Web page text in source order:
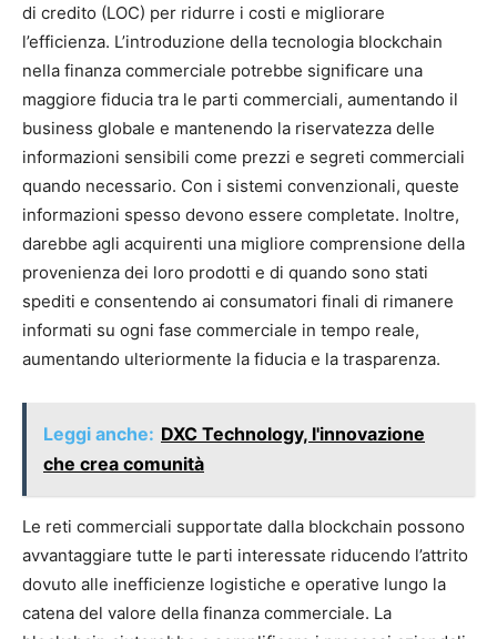
di credito (LOC) per ridurre i costi e migliorare
l’efficienza. L’introduzione della tecnologia blockchain
nella finanza commerciale potrebbe significare una
maggiore fiducia tra le parti commerciali, aumentando il
business globale e mantenendo la riservatezza delle
informazioni sensibili come prezzi e segreti commerciali
quando necessario. Con i sistemi convenzionali, queste
informazioni spesso devono essere completate. Inoltre,
darebbe agli acquirenti una migliore comprensione della
provenienza dei loro prodotti e di quando sono stati
spediti e consentendo ai consumatori finali di rimanere
informati su ogni fase commerciale in tempo reale,
aumentando ulteriormente la fiducia e la trasparenza.
Leggi anche: DXC Technology, l'innovazione
che crea comunità
Le reti commerciali supportate dalla blockchain possono
avvantaggiare tutte le parti interessate riducendo l’attrito
dovuto alle inefficienze logistiche e operative lungo la
catena del valore della finanza commerciale. La